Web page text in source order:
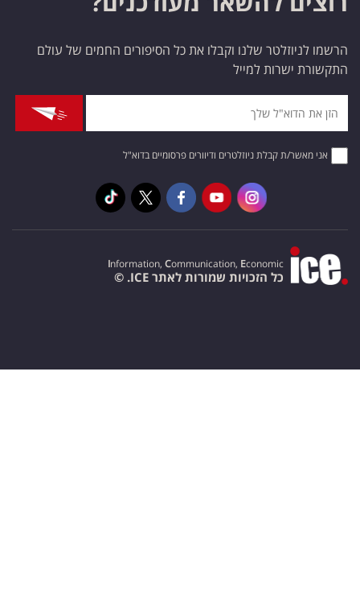
הרשמו לניוזלטר שלנו וקבלו את כל הסיפורים החמים של עולם
התקשורת ישרות למייל
אני מאשר/ת קבלת ניוזלטרים ודיוורים פרסומיים בדוא"ל
Information, Communication, Economic
כל הזכויות שמורות לאתר ICE. ©